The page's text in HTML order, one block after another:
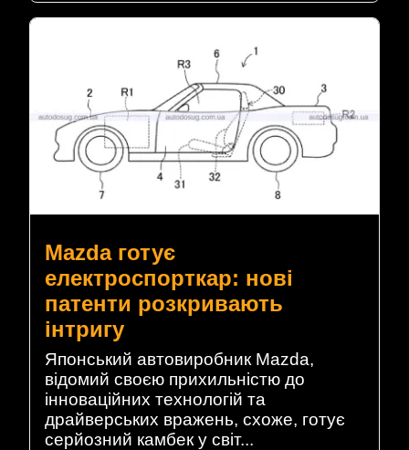
Mazda готує
електроспорткар: нові
патенти розкривають
інтригу
Японський автовиробник Mazda,
відомий своєю прихильністю до
інноваційних технологій та
драйверських вражень, схоже, готує
серйозний камбек у світ...